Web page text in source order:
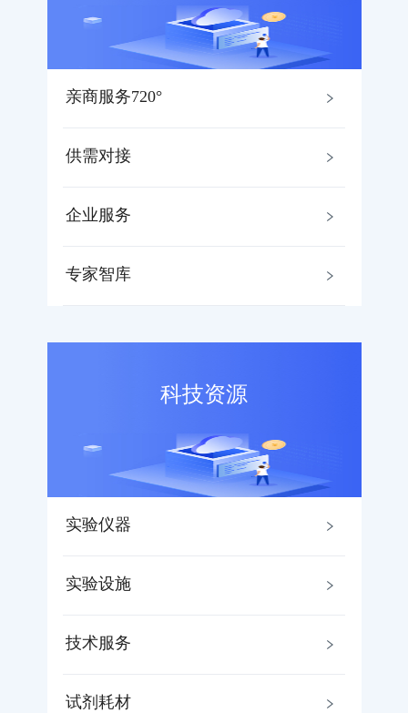
亲商服务720°
供需对接
企业服务
专家智库
科技资源
实验仪器
实验设施
技术服务
试剂耗材